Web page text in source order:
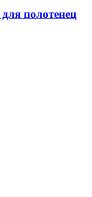
полотенец